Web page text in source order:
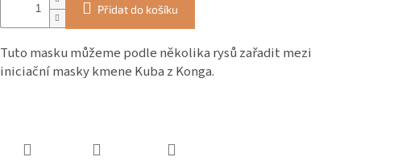
Přidat do košíku
Tuto masku můžeme podle několika rysů zařadit mezi
iniciační masky kmene Kuba z Konga.